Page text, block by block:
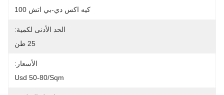
كيه اكس دي-بي اتش 100
الحد الأدنى لكمية:
25 طن
الأسعار:
Usd 50-80/sqm